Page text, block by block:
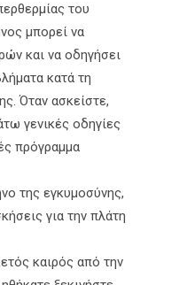
του
μπορεί να
και να οδηγήσει
κατά τη
Όταν ασκείστε,
γενικές οδηγίες
πρόγραμμα
της εγκυμοσύνης,
για την πλάτη
καιρός από την